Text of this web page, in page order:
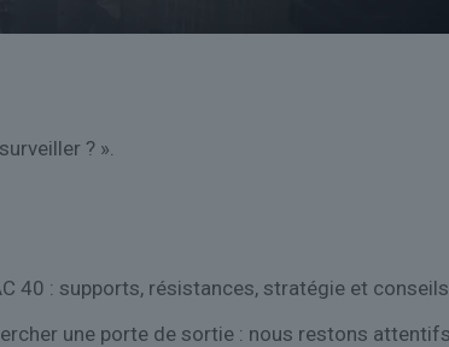
? ».
40 : supports, résistances, stratégie et conseils.
une porte de sortie : nous restons